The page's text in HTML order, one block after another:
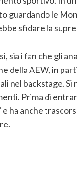
guardando le
sfidare la
sia i fan che gli
della AEW, in
nel backstage.
Prima di
e ha anche